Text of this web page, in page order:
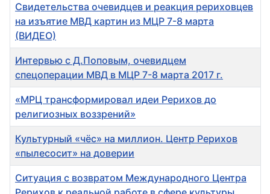
Свидетельства очевидцев и реакция рериховцев
на изъятие МВД картин из МЦР 7-8 марта
(ВИДЕО)
Интервью с Д.Поповым, очевидцем
спецоперации МВД в МЦР 7-8 марта 2017 г.
«МРЦ трансформировал идеи Рерихов до
религиозных воззрений»
Культурный «чёс» на миллион. Центр Рерихов
«пылесосит» на доверии
Ситуация с возвратом Международного Центра